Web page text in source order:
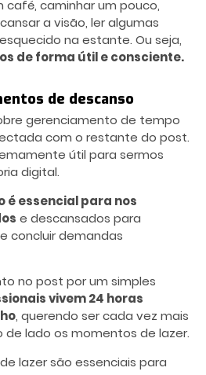
caminhar um pouco,
a visão, ler algumas
na estante. Ou seja,
de forma útil e consciente.
de descanso
gerenciamento de tempo
com o restante do post.
útil para sermos
digital.
é essencial para nos
e descansados para
concluir demandas
no post por um simples
vivem 24 horas
, querendo ser cada vez mais
lado os momentos de lazer.
lazer são essenciais para